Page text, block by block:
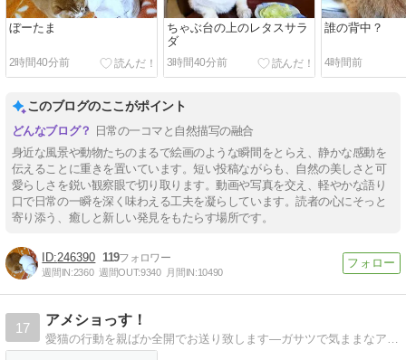
ぼーたま
2時間40分前
ちゃぶ台の上のレタスサラ
ダ
3時間40分前
誰の背中？
4時間前
このブログのここがポイント
日常の一コマと自然描写の融合
身近な風景や動物たちのまるで絵画のような瞬間をとらえ、静かな感動を
伝えることに重きを置いています。短い投稿ながらも、自然の美しさと可
愛らしさを鋭い観察眼で切り取ります。動画や写真を交え、軽やかな語り
口で日常の一瞬を深く味わえる工夫を凝らしています。読者の心にそっと
寄り添う、癒しと新しい発見をもたらす場所です。
246390 119
週間IN:2360 週間OUT:9340 月間IN:10490
17
アメショっす！